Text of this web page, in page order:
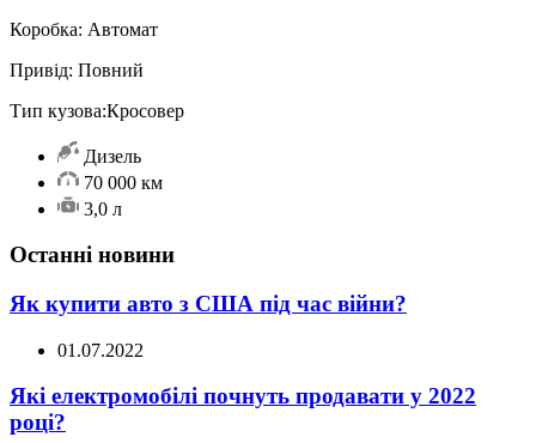
Коробка: Автомат
Привід: Повний
Тип кузова:Кросовер
Дизель
70 000 км
3,0 л
Останні новини
Як купити авто з США під час війни?
01.07.2022
Які електромобілі почнуть продавати у 2022
році?